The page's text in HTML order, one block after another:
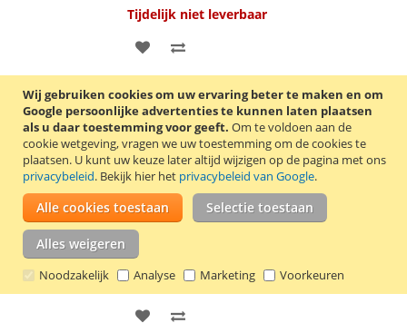
Wij gebruiken cookies om uw ervaring beter te maken en om
Google persoonlijke advertenties te kunnen laten plaatsen
als u daar toestemming voor geeft. Om te voldoen aan de
cookie wetgeving, vragen we uw toestemming om de cookies te
plaatsen. U kunt uw keuze later altijd wijzigen op de pagina met ons
privacybeleid. Bekijk hier het privacybeleid van Google.
Alle cookies toestaan Selectie toestaan
Alles weigeren
Noodzakelijk Analyse Marketing Voorkeuren
Tijdelijk niet leverbaar
VOEG
TOE
AAN
VERLANGLIJST
OM
TE
VERGELIJKEN
32-Delige bitschroevendraaierset van het
merk Jackly. De set bestaat uit 30 bitjes,
een schroevendraaier en een pincet.
verder
Jackly bitschroevendraaierset 45-delig JK
6089-B
€ 9,95
Incl. 21% BTW
Tijdelijk niet leverbaar
VOEG